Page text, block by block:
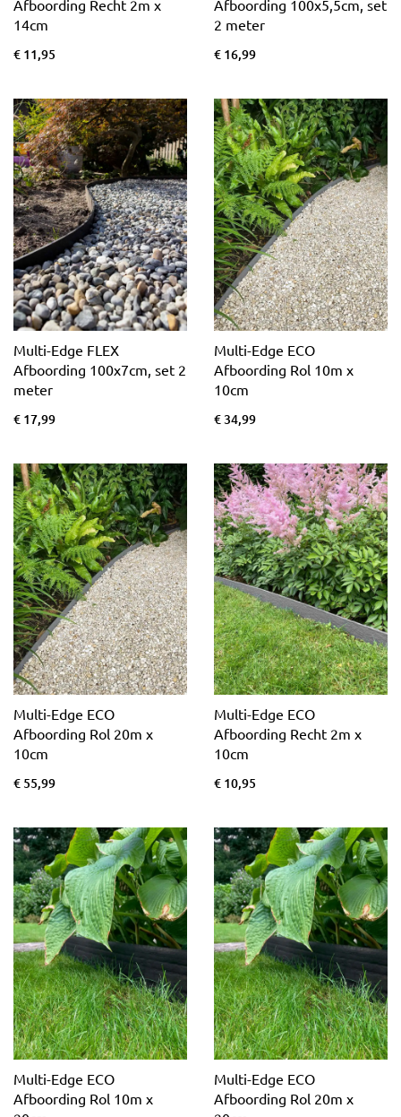
Afboording Recht 2m x
14cm
€ 11,95
Afboording 100x5,5cm, set
2 meter
€ 16,99
Multi-Edge FLEX
Afboording 100x7cm, set 2
meter
€ 17,99
Multi-Edge ECO
Afboording Rol 10m x
10cm
€ 34,99
Multi-Edge ECO
Afboording Rol 20m x
10cm
€ 55,99
Multi-Edge ECO
Afboording Recht 2m x
10cm
€ 10,95
Multi-Edge ECO
Afboording Rol 10m x
Multi-Edge ECO
Afboording Rol 20m x